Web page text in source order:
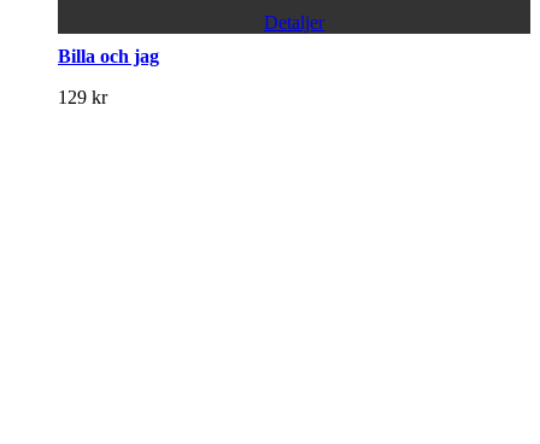
Detaljer
Billa och jag
129 kr